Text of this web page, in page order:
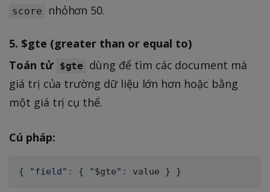
score nhỏhơn 50.
5. $gte (greater than or equal to)
Toán tử $gte
dùng để tìm các document mà
giá trị của trường dữ liệu lớn hơn hoặc bằng
một giá trị cụ thể.
Cú pháp:
{ "field" : { "$gte" : value } }